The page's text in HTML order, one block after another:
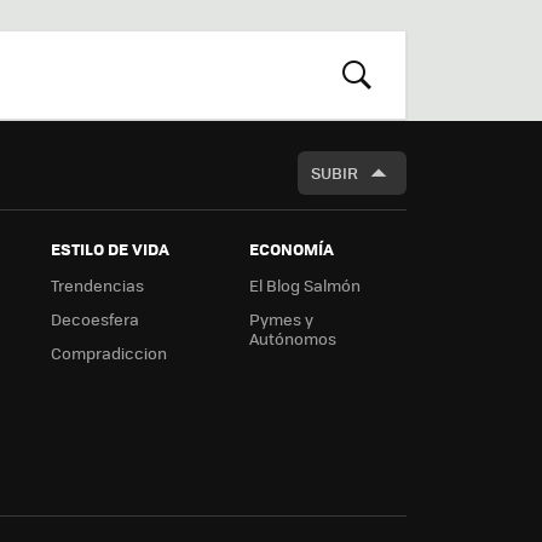
boa
BUSCAR
SUBIR
ESTILO DE VIDA
Trendencias
Decoesfera
Compradiccion
ECONOMÍA
El Blog Salmón
Pymes y
Autónomos